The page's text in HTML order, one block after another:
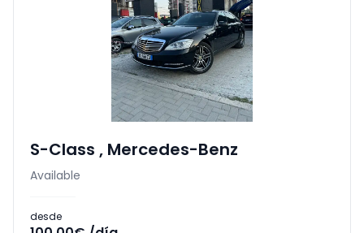
S-Class , Mercedes-Benz
Available
desde